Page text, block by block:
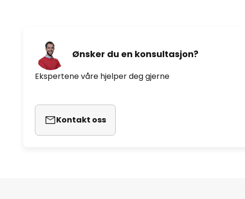
Ønsker du en konsultasjon?
Ekspertene våre hjelper deg gjerne
Kontakt oss